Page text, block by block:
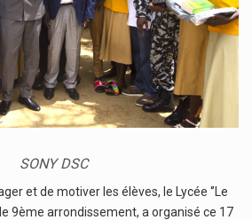
SONY DSC
et de motiver les élèves, le Lycée ‘’Le
le 9ème arrondissement, a organisé ce 17